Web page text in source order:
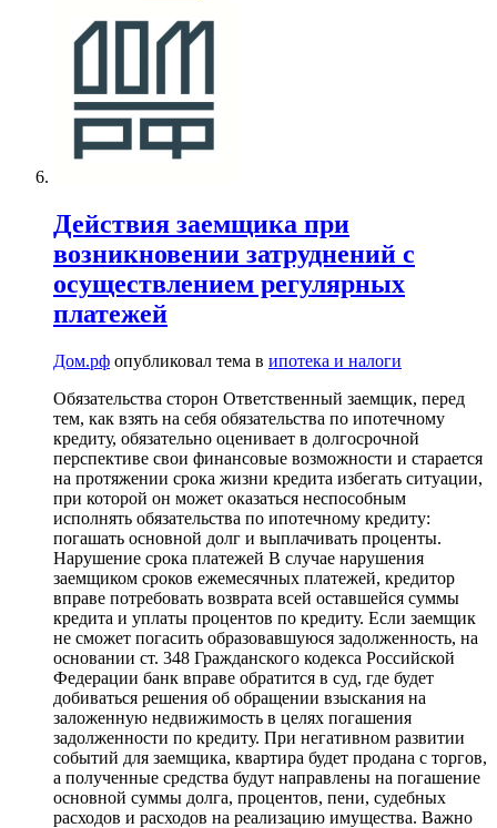
Действия заемщика при
возникновении затруднений с
осуществлением регулярных
платежей
Дом.рф опубликовал тема в ипотека и налоги
Обязательства сторон Ответственный заемщик, перед
тем, как взять на себя обязательства по ипотечному
кредиту, обязательно оценивает в долгосрочной
перспективе свои финансовые возможности и старается
на протяжении срока жизни кредита избегать ситуации,
при которой он может оказаться неспособным
исполнять обязательства по ипотечному кредиту:
погашать основной долг и выплачивать проценты.
Нарушение срока платежей В случае нарушения
заемщиком сроков ежемесячных платежей, кредитор
вправе потребовать возврата всей оставшейся суммы
кредита и уплаты процентов по кредиту. Если заемщик
не сможет погасить образовавшуюся задолженность, на
основании ст. 348 Гражданского кодекса Российской
Федерации банк вправе обратится в суд, где будет
добиваться решения об обращении взыскания на
заложенную недвижимость в целях погашения
задолженности по кредиту. При негативном развитии
событий для заемщика, квартира будет продана с торгов,
а полученные средства будут направлены на погашение
основной суммы долга, процентов, пени, судебных
расходов и расходов на реализацию имущества. Важно